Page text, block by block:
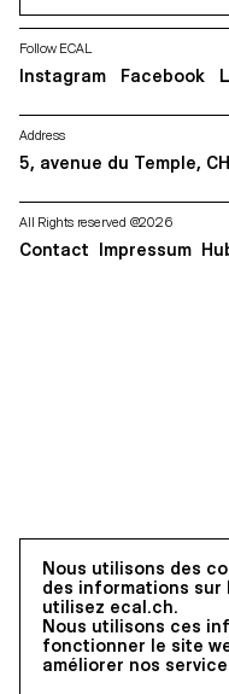
Nous utilisons des
des informations sur
utilisez ecal.ch.
Nous utilisons ces
fonctionner le site
améliorer nos
Address
5, avenue du Temple,
Follow ECAL
Instagram Facebook
All Rights reserved @2026
Contact Impressum